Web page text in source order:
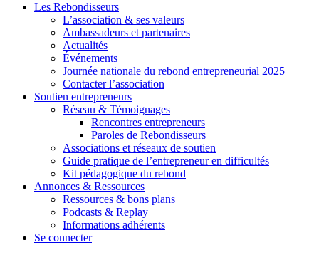
Les Rebondisseurs
L’association & ses valeurs
Ambassadeurs et partenaires
Actualités
Événements
Journée nationale du rebond entrepreneurial 2025
Contacter l’association
Soutien entrepreneurs
Réseau & Témoignages
Rencontres entrepreneurs
Paroles de Rebondisseurs
Associations et réseaux de soutien
Guide pratique de l’entrepreneur en difficultés
Kit pédagogique du rebond
Annonces & Ressources
Ressources & bons plans
Podcasts & Replay
Informations adhérents
Se connecter